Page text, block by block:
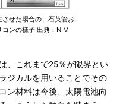
せた場合の、石英管お
コンの様子 出典：NIM
、これまで25％が限界とい
ジカルを用いることでその
ン材料は今後、太陽電池向